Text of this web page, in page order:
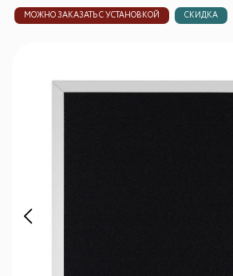
МОЖНО ЗАКАЗАТЬ С УСТАНОВКОЙ СКИДКА